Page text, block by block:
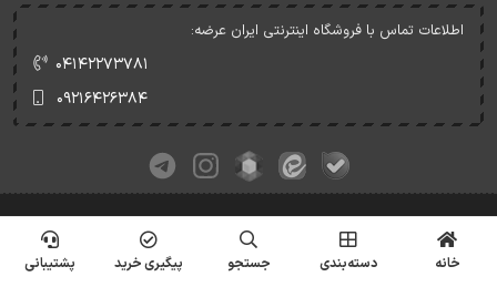
اطلاعات تماس با فروشگاه اینترنتی ایران عرضه:
۰۴۱۴۲۲۷۳۷۸۱
۰۹۲۱۶۴۲۶۳۸۴
خانه دسته‌بندی جستجو پیگیری خرید پشتیبانی